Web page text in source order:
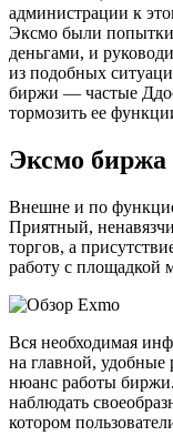
администрации к
Эксмо были попытки
деньгами, и
из подобных
биржи — частые
тормозить ее
Эксмо биржа
Внешне и по
Приятный,
торгов, а
работу с площадкой
Вся необходимая
на главной, удобные
нюанс работы
наблюдать
котором